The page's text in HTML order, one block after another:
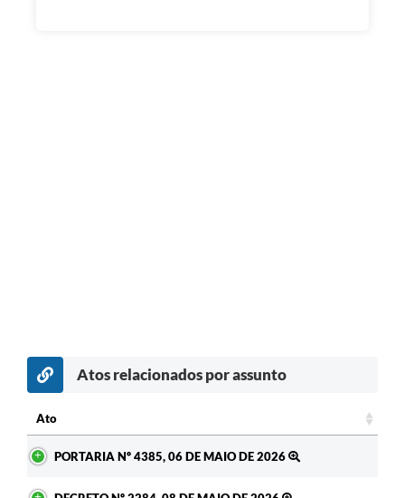
Atos relacionados por assunto
Ato
PORTARIA Nº 4385, 06 DE MAIO DE 2026